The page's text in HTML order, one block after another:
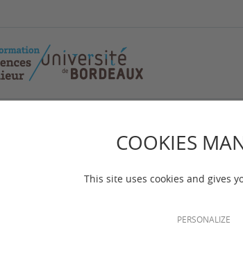
COOKIES
This site uses cookies and gives
PERSONALIZE
Sud
ruche à